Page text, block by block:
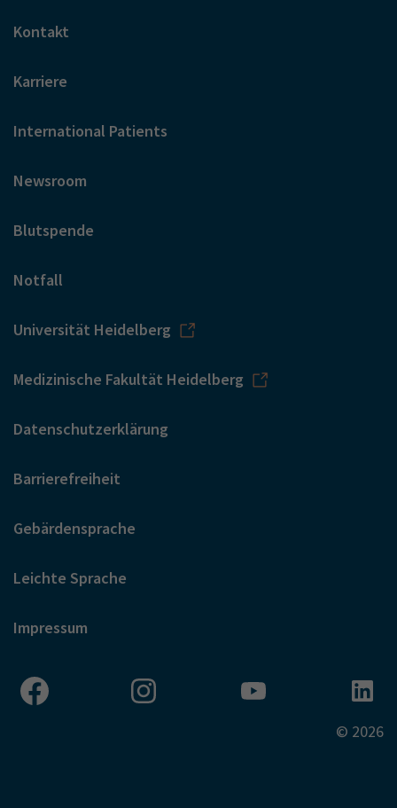
Kontakt
Karriere
International Patients
Newsroom
Blutspende
Notfall
Universität Heidelberg
Medizinische Fakultät Heidelberg
Datenschutzerklärung
Barrierefreiheit
Gebärdensprache
Leichte Sprache
Impressum
© 2026